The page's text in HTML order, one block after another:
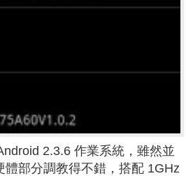
2.3.6 作業系統，雖然並
體部分調教得不錯，搭配 1GHz